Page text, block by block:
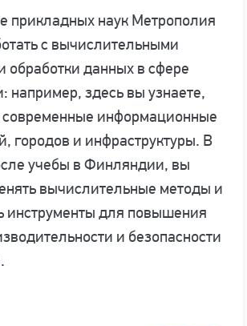
прикладных наук Метрополия
с вычислительными
обработки данных в сфере
например, здесь вы узнаете,
современные информационные
городов и инфраструктуры. В
учебы в Финляндии, вы
вычислительные методы и
инструменты для повышения
и безопасности